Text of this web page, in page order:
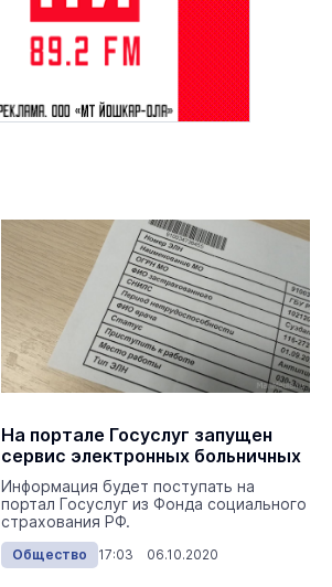
На портале Госуслуг запущен
сервис электронных больничных
Информация будет поступать на
портал Госуслуг из Фонда социального
страхования РФ.
Общество 17:03 06.10.2020